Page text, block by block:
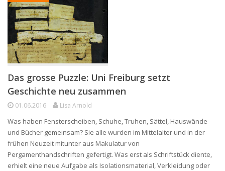
Das grosse Puzzle: Uni Freiburg setzt
Geschichte neu zusammen
01.06.2016 Lisa Arnold
Was haben Fensterscheiben, Schuhe, Truhen, Sättel, Hauswände
und Bücher gemeinsam? Sie alle wurden im Mittelalter und in der
frühen Neuzeit mitunter aus Makulatur von
Pergamenthandschriften gefertigt. Was erst als Schriftstück diente,
erhielt eine neue Aufgabe als Isolationsmaterial, Verkleidung oder